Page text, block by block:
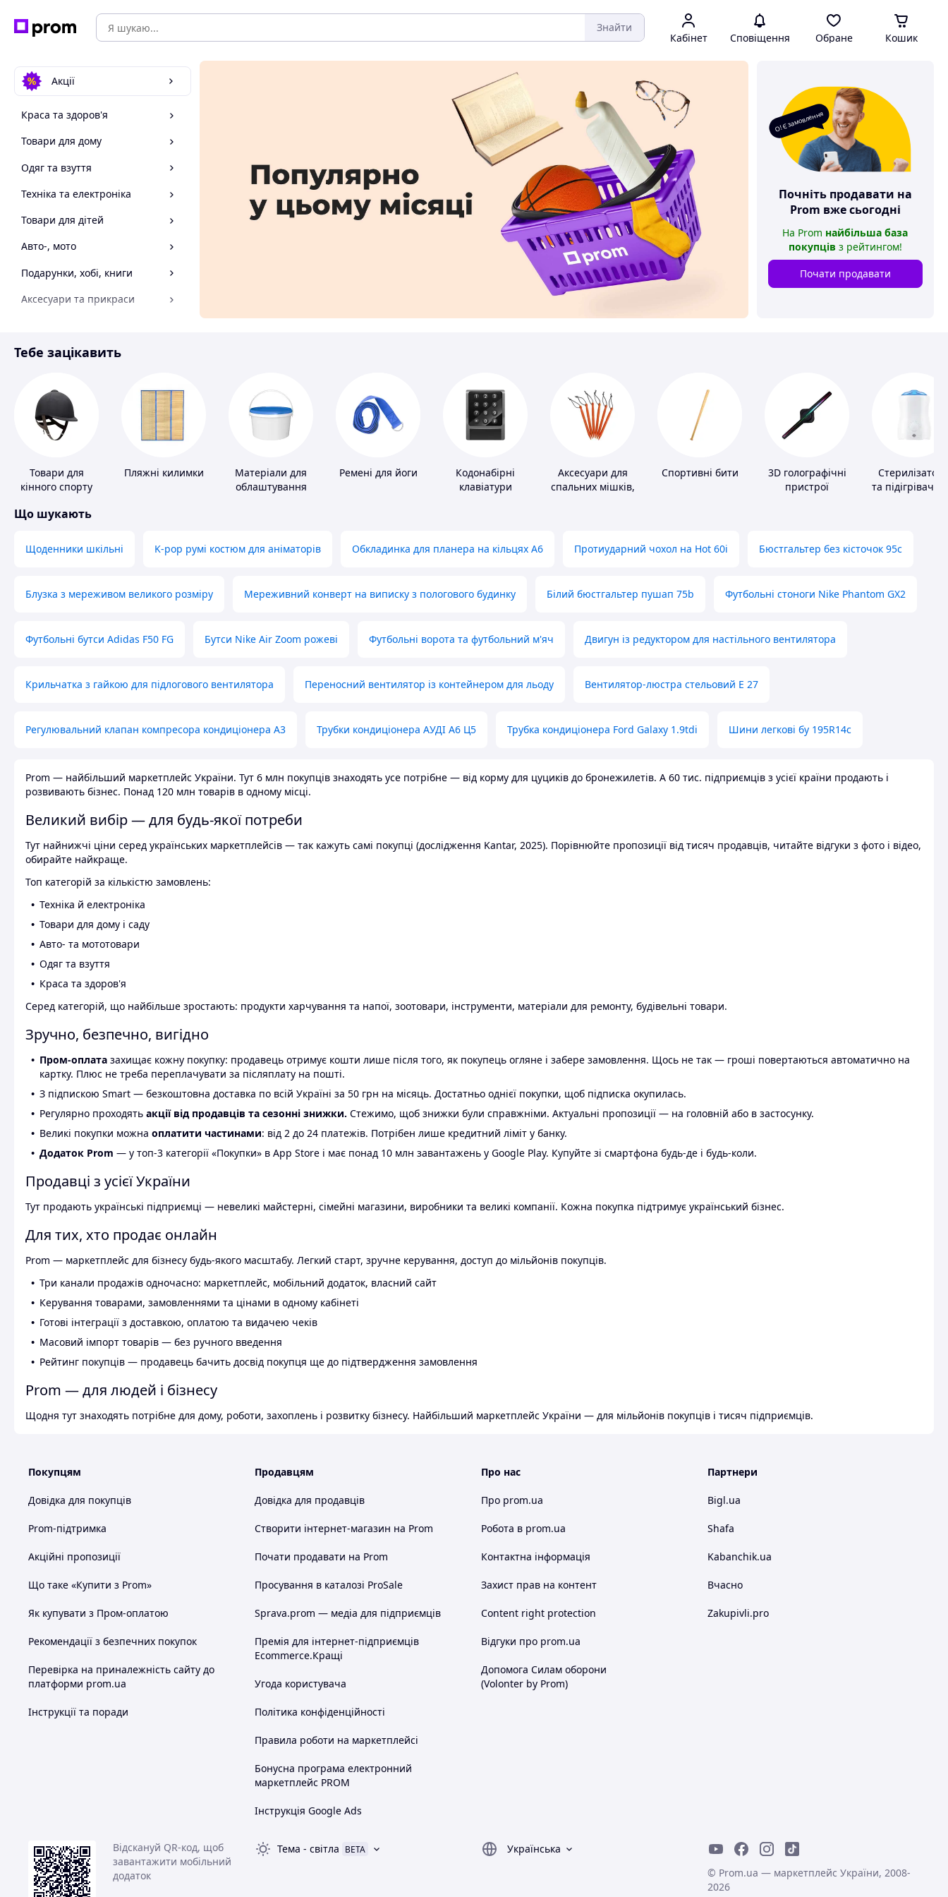
Знайти
Кабінет Сповіщення Обране Кошик
Акції
Краса та здоров'я
Товари для дому
Одяг та взуття
Техніка та електроніка
Товари для дітей
Авто-, мото
Подарунки, хобі, книги
Аксесуари та прикраси
Спорт і відпочинок
О! Є замовлення
Почніть продавати на
Prom вже сьогодні
На Prom найбільша база
покупців з рейтингом!
Почати продавати
Тебе зацікавить
Товари для
кінного спорту
Пляжні килимки
Матеріали для
облаштування
Ремені для йоги
Кодонабірні
клавіатури
Аксесуари для
спальних мішків,
Спортивні бити
3D голографічні
пристрої
та підігрівачі
Що шукають
Щоденники шкільні K-pop румі костюм для аніматорів Обкладинка для планера на кільцях А6 Протиударний чохол на Hot 60i Бюстгальтер без кісточок 95с
Блузка з мереживом великого розміру Мереживний конверт на виписку з пологового будинку Білий бюстгальтер пушап 75b Футбольні стоноги Nike Phantom GX2
Футбольні бутси Adidas F50 FG Бутси Nike Air Zoom рожеві Футбольні ворота та футбольний м'яч Двигун із редуктором для настільного вентилятора
Крильчатка з гайкою для підлогового вентилятора Переносний вентилятор із контейнером для льоду Вентилятор-люстра стельовий E 27
Регулювальний клапан компресора кондиціонера А3 Трубки кондиціонера АУДІ А6 Ц5 Трубка кондиціонера Ford Galaxy 1.9tdi Шини легкові бу 195R14c
Prom — найбільший маркетплейс України. Тут 6 млн покупців знаходять усе потрібне — від корму для цуциків до бронежилетів. А 60 тис. підприємців з усієї країни продають і
розвивають бізнес. Понад 120 млн товарів в одному місці.
Великий вибір — для будь-якої потреби
Тут найнижчі ціни серед українських маркетплейсів — так кажуть самі покупці (дослідження Kantar, 2025). Порівнюйте пропозиції від тисяч продавців, читайте відгуки з фото і відео,
обирайте найкраще.
Топ категорій за кількістю замовлень:
Техніка й електроніка
Товари для дому і саду
Авто- та мототовари
Одяг та взуття
Краса та здоров'я
Серед категорій, що найбільше зростають: продукти харчування та напої, зоотовари, інструменти, матеріали для ремонту, будівельні товари.
Зручно, безпечно, вигідно
Пром-оплата захищає кожну покупку: продавець отримує кошти лише після того, як покупець огляне і забере замовлення. Щось не так — гроші повертаються автоматично на
картку. Плюс не треба переплачувати за післяплату на пошті.
З підпискою Smart — безкоштовна доставка по всій Україні за 50 грн на місяць. Достатньо однієї покупки, щоб підписка окупилась.
Регулярно проходять акції від продавців та сезонні знижки. Стежимо, щоб знижки були справжніми. Актуальні пропозиції — на головній або в застосунку.
Великі покупки можна оплатити частинами: від 2 до 24 платежів. Потрібен лише кредитний ліміт у банку.
Додаток Prom — у топ-3 категорії «Покупки» в App Store і має понад 10 млн завантажень у Google Play. Купуйте зі смартфона будь-де і будь-коли.
Продавці з усієї України
Тут продають українські підприємці — невеликі майстерні, сімейні магазини, виробники та великі компанії. Кожна покупка підтримує український бізнес.
Для тих, хто продає онлайн
Prom — маркетплейс для бізнесу будь-якого масштабу. Легкий старт, зручне керування, доступ до мільйонів покупців.
Три канали продажів одночасно: маркетплейс, мобільний додаток, власний сайт
Керування товарами, замовленнями та цінами в одному кабінеті
Готові інтеграції з доставкою, оплатою та видачею чеків
Масовий імпорт товарів — без ручного введення
Рейтинг покупців — продавець бачить досвід покупця ще до підтвердження замовлення
Prom — для людей і бізнесу
Щодня тут знаходять потрібне для дому, роботи, захоплень і розвитку бізнесу. Найбільший маркетплейс України — для мільйонів покупців і тисяч підприємців.
Покупцям
Довідка для покупців
Prom-підтримка
Акційні пропозиції
Що таке «Купити з Prom»
Як купувати з Пром-оплатою
Рекомендації з безпечних покупок
Перевірка на приналежність сайту до
платформи prom.ua
Інструкції та поради
Продавцям
Довідка для продавців
Створити інтернет-магазин на Prom
Почати продавати на Prom
Просування в каталозі ProSale
Sprava.prom — медіа для підприємців
Премія для інтернет-підприємців
Ecommerce.Кращі
Угода користувача
Політика конфіденційності
Правила роботи на маркетплейсі
Бонусна програма електронний
маркетплейс PROM
Інструкція Google Ads
Про нас
Про prom.ua
Робота в prom.ua
Контактна інформація
Захист прав на контент
Content right protection
Відгуки про prom.ua
Допомога Силам оборони
(Volonter by Prom)
Партнери
Bigl.ua
Shafa
Kabanchik.ua
Вчасно
Zakupivli.pro
Відскануй QR-код, щоб
завантажити мобільний
додаток
Тема - світла BETA
Українська
© Prom.ua — маркетплейс України, 2008-
2026